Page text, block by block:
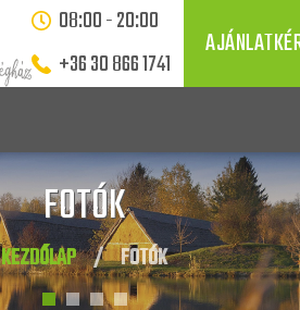
08:00 - 20:00
+36 30 866 1741
FOTÓK
KEZDŐLAP / FOTÓK